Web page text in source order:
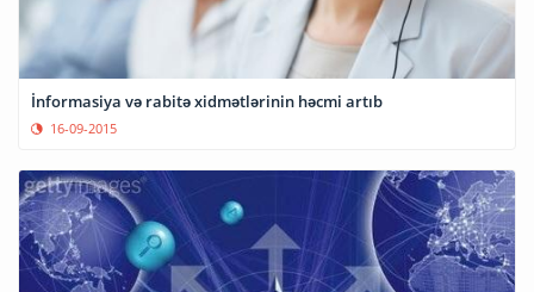
İnformasiya və rabitə xidmətlərinin həcmi artıb
16-09-2015